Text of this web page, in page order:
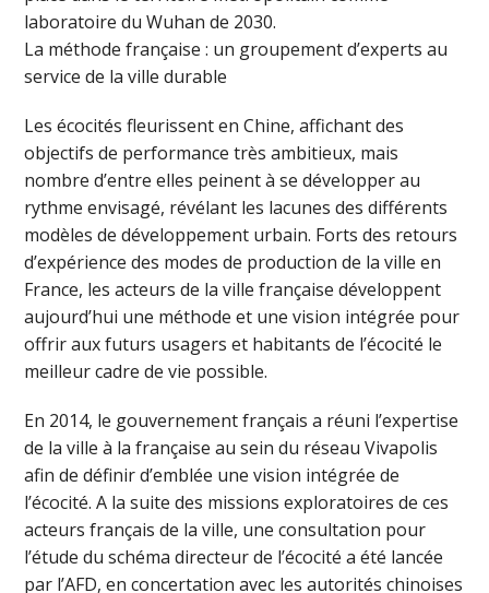
laboratoire du Wuhan de 2030.
La méthode française : un groupement d’experts au
service de la ville durable
Les écocités fleurissent en Chine, affichant des
objectifs de performance très ambitieux, mais
nombre d’entre elles peinent à se développer au
rythme envisagé, révélant les lacunes des différents
modèles de développement urbain. Forts des retours
d’expérience des modes de production de la ville en
France, les acteurs de la ville française développent
aujourd’hui une méthode et une vision intégrée pour
offrir aux futurs usagers et habitants de l’écocité le
meilleur cadre de vie possible.
En 2014, le gouvernement français a réuni l’expertise
de la ville à la française au sein du réseau Vivapolis
afin de définir d’emblée une vision intégrée de
l’écocité. A la suite des missions exploratoires de ces
acteurs français de la ville, une consultation pour
l’étude du schéma directeur de l’écocité a été lancée
par l’AFD, en concertation avec les autorités chinoises